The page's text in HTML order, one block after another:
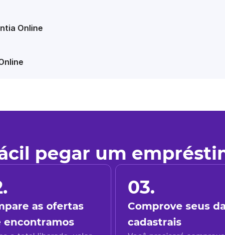
Online
pegar um
as ofertas
encontramos
03.
Comprove seus
cadastrais